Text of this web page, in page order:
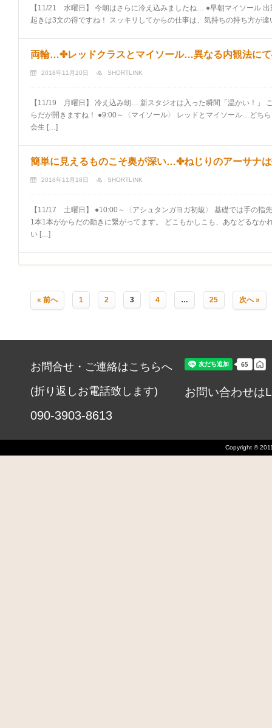
【11/21 水曜日】 今朝はさらに冷え込みましたね… ●早朝マイソール
起きは3文の得ですね！ スッキリしてからの仕事は、気持ちの持ち方が
両輪…✤レッドクラスとマイソール…異なる内観法に
2018年11月20日 SHORTLINK
【11/19 月曜日】 冷え込み朝… 新スタジオは入った瞬間「温かい！」
らだが開きますね！ ●9:00～〈マイソール〉 レッドとマイソール…どち
会生 […]
簡単に見えるものこそ奥が深い…✤ねじりのアーサナ
2018年11月18日 SHORTLINK
【11/17 土曜日】 ●10:00～〈アシュタンガヨガ初級〉 基礎では手の指
1本1本がからだの動きに繋がってます。 どこもかしこも、あなどるな
い […]
« 前へ 1 2 3 4 … 25 次へ »
お問合せ・ご連絡はこちらへ
(折り返しお電話致します)
090-3903-8613
お問い合わせは
Copyright ©